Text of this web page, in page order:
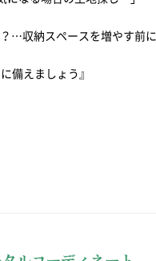
…収納スペースを増やす前に]
に備えましょう』